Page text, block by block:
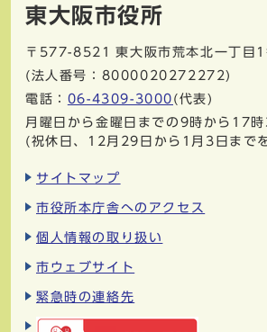
東大阪市役所
〒577-8521
東大阪市荒本北一丁目
(法人番号：8000020272272)
電話： 06-4309-3000 (代表)
月曜日から金曜日までの9時から17
(祝休日、12月29日から1月3日まで
サイトマップ
市役所本庁舎へのアクセス
個人情報の取り扱い
市ウェブサイト
緊急時の連絡先